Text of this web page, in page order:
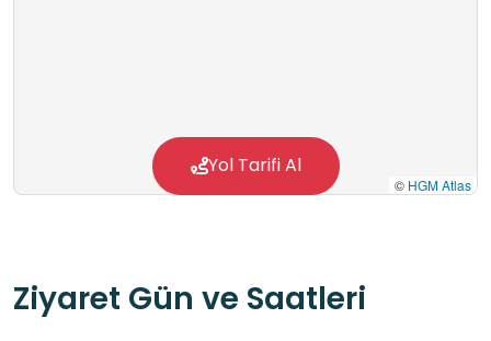
© HGM Atlas
Yol Tarifi Al
Ziyaret Gün ve Saatleri